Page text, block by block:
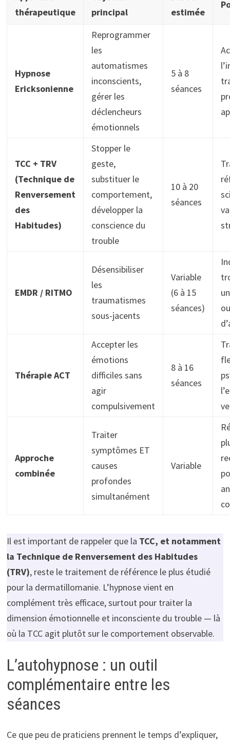
thérapeutique
principal
estimée
Hypnose
Ericksonienne
Reprogrammer
les
automatismes
inconscients,
gérer les
déclencheurs
émotionnels
5 à 8
séances
TCC + TRV
(Technique de
Renversement
des
Habitudes)
Stopper le
geste,
substituer le
comportement,
développer la
conscience du
trouble
10 à 20
séances
EMDR / RITMO
Désensibiliser
les
traumatismes
sous-jacents
Variable
(6 à 15
séances)
Thérapie ACT
Accepter les
émotions
difficiles sans
agir
compulsivement
8 à 16
séances
Approche
combinée
Traiter
symptômes ET
causes
profondes
simultanément
Variable
Il est important de rappeler que la TCC, et notamment
la Technique de Renversement des Habitudes
(TRV), reste le traitement de référence le plus étudié
pour la dermatillomanie. L’hypnose vient en
complément très efficace, surtout pour traiter la
dimension émotionnelle et inconsciente du trouble — là
où la TCC agit plutôt sur le comportement observable.
L’autohypnose : un outil
complémentaire entre les
séances
Ce que peu de praticiens prennent le temps d’expliquer,